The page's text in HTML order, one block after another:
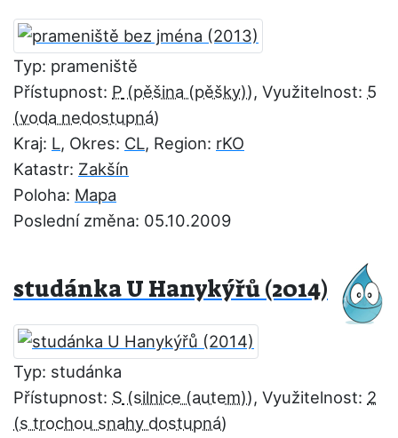
Typ: prameniště
Přístupnost: P , Využitelnost: 5
Kraj: L, Okres: CL, Region: rKO
Katastr: Zakšín
Poloha: Mapa
Poslední změna: 05.10.2009
studánka U Hanykýřů (2014)
Typ: studánka
Přístupnost: S , Využitelnost: 2